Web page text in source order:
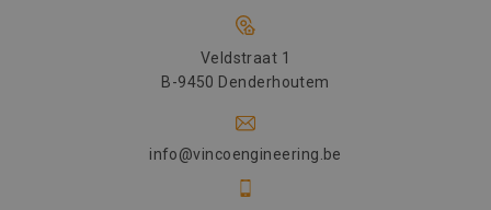
Veldstraat 1
B-9450 Denderhoutem
info@vincoengineering.be